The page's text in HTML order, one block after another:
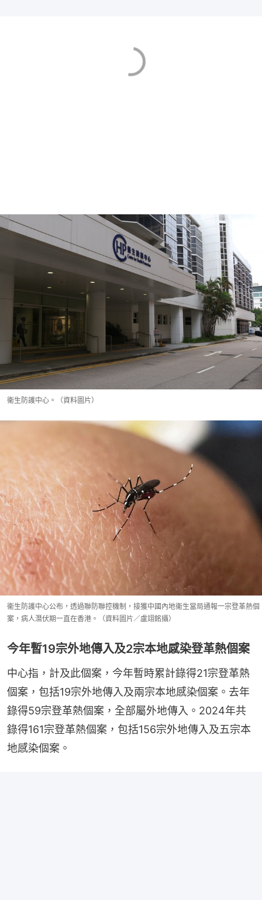
衞生防護中心。（資料圖片）
衞生防護中心公布，透過聯防聯控機制，接獲中國內地衞生當局通報一宗登革熱個
案，病人潛伏期一直在香港。（資料圖片／盧翊銘攝）
今年暫19宗外地傳入及2宗本地感染登革熱個案
中心指，計及此個案，今年暫時累計錄得21宗登革熱
個案，包括19宗外地傳入及兩宗本地感染個案。去年
錄得59宗登革熱個案，全部屬外地傳入。2024年共
錄得161宗登革熱個案，包括156宗外地傳入及五宗本
地感染個案。